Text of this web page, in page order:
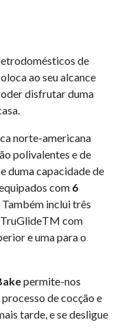
de
ao seu alcance
disfrutar duma
norte-americana
polivalentes e de
duma capacidade de
com 6
inclui três
TruGlideTM com
e uma para o
permite-nos
de cocção e
tarde, e se desligue